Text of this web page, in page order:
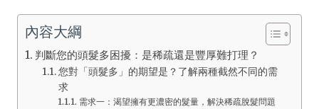
內容大綱
判斷您的頭髮多困擾：是稀疏還是豐厚難打理？
您對「頭髮多」的期望是？了解兩種截然不同的需
求
需求一：渴望擁有更濃密的髮量，解決稀疏脫髮問題